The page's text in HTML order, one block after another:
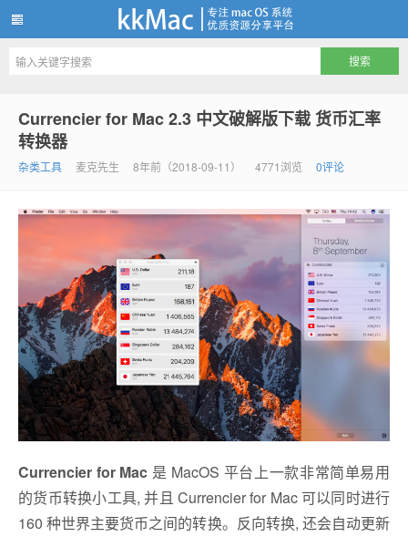
Currencier for Mac 2.3 中文破解版下载 货币汇率
转换器
杂类工具 麦克先生 8年前（2018-09-11） 4771浏览 0评论
Currencier for Mac 是 MacOS 平台上一款非常简单易用
的货币转换小工具, 并且 Currencier for Mac 可以同时进行
160 种世界主要货币之间的转换。反向转换, 还会自动更新